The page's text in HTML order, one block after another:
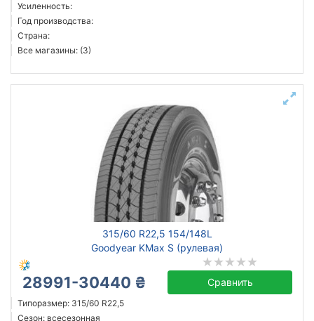
Усиленность:
Год производства:
Страна:
Все магазины: (3)
315/60 R22,5 154/148L
Goodyear KMax S (рулевая)
28991-30440 ₴ Сравнить
Типоразмер: 315/60 R22,5
Сезон: всесезонная